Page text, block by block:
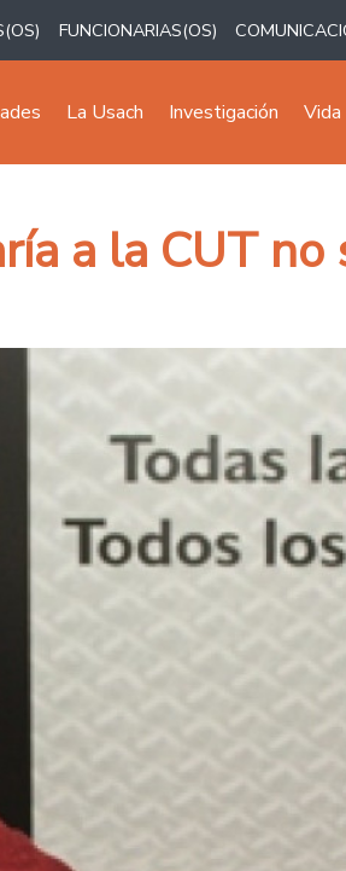
FUNCIONARIAS(OS)
La Usach Investigación Vida
a la CUT no